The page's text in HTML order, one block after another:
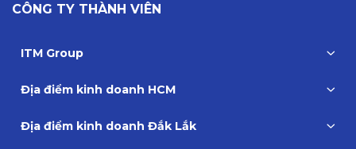
CÔNG TY THÀNH VIÊN
ITM Group
Địa điểm kinh doanh HCM
Địa điểm kinh doanh Đắk Lắk